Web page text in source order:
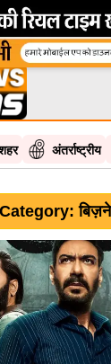
अंतर्राष्ट्रीय
Category: